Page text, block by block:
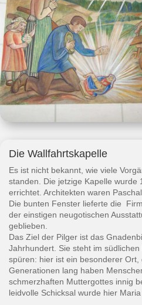
Die Wallfahrtskapelle
Es ist nicht bekannt, wie viele
standen. Die jetzige Kapelle wurde
errichtet. Architekten waren
Die bunten Fenster lieferte die
der einstigen neugotischen
geblieben.
Das Ziel der Pilger ist das
Jahrhundert. Sie steht im
spüren: hier ist ein besonderer
Generationen lang haben
schmerzhaften Muttergottes innig
leidvolle Schicksal wurde hier